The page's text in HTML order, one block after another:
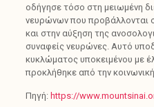
οδήγησε τόσο στη μειωμένη
νευρώνων που προβάλλονται
και στην αύξηση της
συναφείς νευρώνες. Αυτό
κυκλώματος υποκειμένου με
προκλήθηκε από την
Πηγή: https://